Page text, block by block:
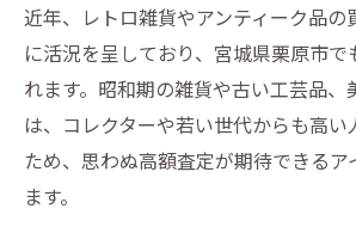
アンティーク品の価値判断
保存状態で変わるレトロ雑貨の
レトロ雑貨の保存状態が買
影響
近年、レトロ雑貨やアンティーク品の
に活況を呈しており、宮城県栗原市で
れます。昭和期の雑貨や古い工芸品、
は、コレクターや若い世代からも高い
ため、思わぬ高額査定が期待できるア
ます。